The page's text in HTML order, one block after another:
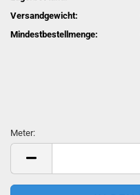
Versandgewicht:
Mindestbestellmenge:
Meter:
Meter